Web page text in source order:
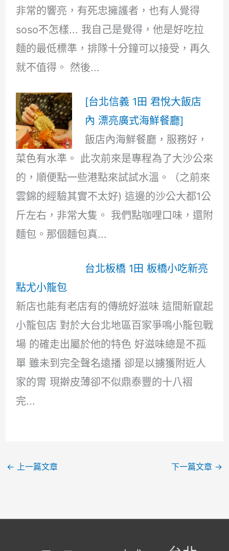
非常的響亮，有死忠擁護者，也有人覺得
soso不怎樣... 我自己是覺得，他是好吃拉
麵的最低標準，排隊十分鐘可以接受，再久
就不值得。 然後...
[台北信義 1田 君悅大飯店
內 漂亮廣式海鮮餐廳]
飯店內海鮮餐廳，服務好，
菜色有水準。 此次前來是專程為了大沙公來
的，順便點一些港點來試試水溫。（之前來
雲錦的經驗其實不太好) 這邊的沙公大都1公
斤左右，非常大隻。 我們點咖哩口味，還附
麵包。那個麵包真...
台北板橋 1田 板橋小吃新亮
點尤小籠包
新店也能有老店有的傳統好滋味 這間新竄起
小籠包店 對於大台北地區百家爭鳴小籠包戰
場 的確走出屬於他的特色 好滋味總是不孤
單 雖未到完全聲名遠播 卻是以擄獲附近人
家的胃 現擀皮薄卻不似鼎泰豐的十八褶
完...
← 上一篇文章 下一篇文章 →